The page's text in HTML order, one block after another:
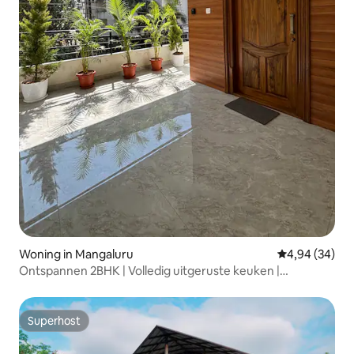
Woning in Mangaluru Gemiddelde
4,94 (34)
Ontspannen 2BHK | Volledig uitgeruste keuken |
Superhost
Superhost